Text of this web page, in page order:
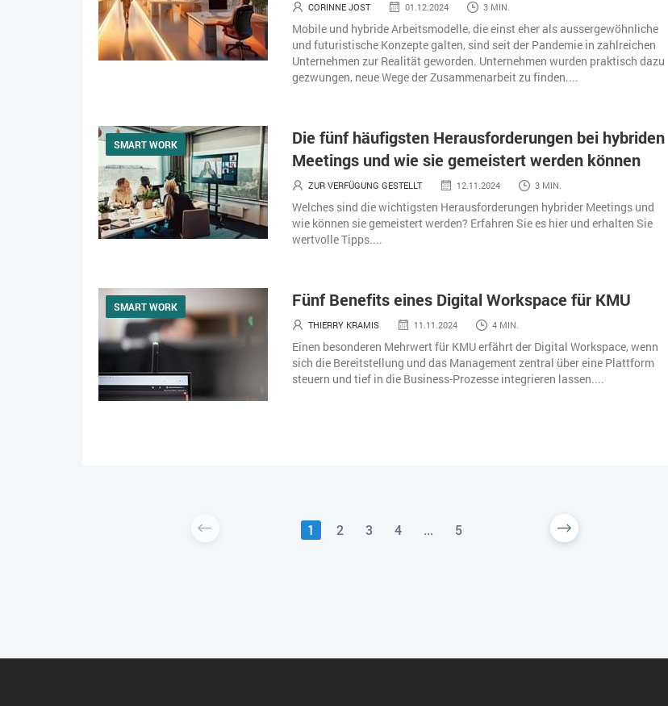
CORINNE JOST 01.12.2024 3 MIN.
Mobile und hybride Arbeitsmodelle, die einst eher als aussergewöhnliche
und futuristische Konzepte galten, sind seit der Pandemie in zahlreichen
Unternehmen zur Realität geworden. Unternehmen wurden praktisch dazu
gezwungen, neue Wege der Zusammenarbeit zu finden....
SMART WORK
Die fünf häufigsten Herausforderungen bei hybriden
Meetings und wie sie gemeistert werden können
ZUR VERFÜGUNG GESTELLT 12.11.2024 3 MIN.
Welches sind die wichtigsten Herausforderungen hybrider Meetings und
wie können sie gemeistert werden? Erfahren Sie es hier und erhalten Sie
wertvolle Tipps....
SMART WORK Fünf Benefits eines Digital Workspace für KMU
THIERRY KRAMIS 11.11.2024 4 MIN.
Einen besonderen Mehrwert für KMU erfährt der Digital Workspace, wenn
sich die Bereitstellung und das Management zentral über eine Plattform
steuern und tief in die Business-Prozesse integrieren lassen....
1 2 3 4 ... 5